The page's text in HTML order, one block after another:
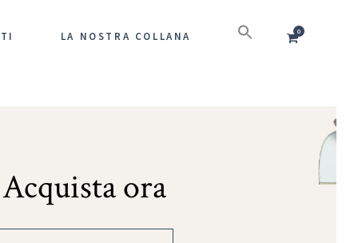
0
LA NOSTRA COLLANA
Acquista ora